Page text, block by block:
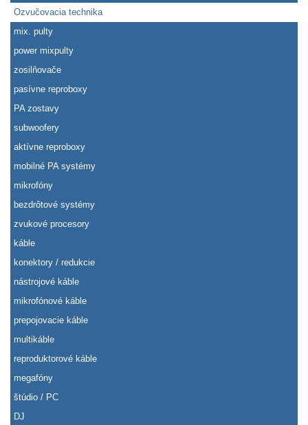
Ozvučovacia technika
mix. pulty
power mixpulty
zosilňovače
pasívne reproboxy
PA zostavy
subwoofery
aktívne reproboxy
mobilné PA systémy
mikrofóny
bezdrôtové systémy
zvukové procesory
káble
konektory / redukcie
nástrojové káble
mikrofónové káble
prepojovacie káble
multikáble
reproduktorové káble
megafóny
štúdio / PC
DJ